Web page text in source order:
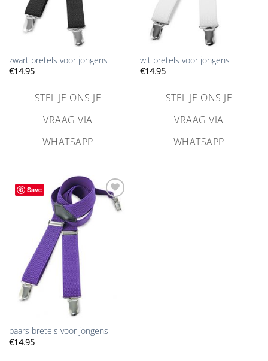
zwart bretels voor jongens
€14.95
STEL JE ONS JE
VRAAG VIA
WHATSAPP
wit bretels voor jongens
€14.95
STEL JE ONS JE
VRAAG VIA
WHATSAPP
Save
verlanglijst
toevoegen
paars bretels voor jongens
€14.95